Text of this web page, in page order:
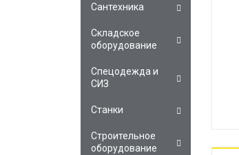
Сантехника
Складское
оборудование
Спецодежда и
СИЗ
Станки
Строительное
оборудование